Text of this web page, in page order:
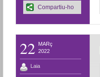
Compartiu-ho
22
MARç
2022
Laia